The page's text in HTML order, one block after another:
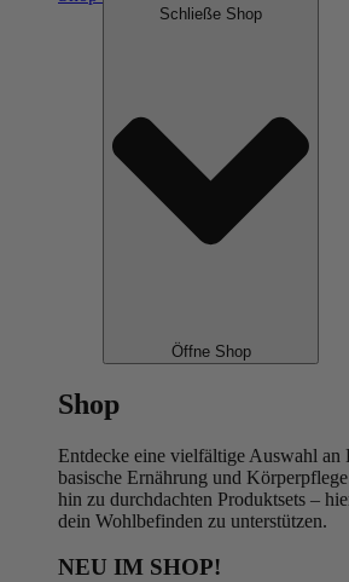
Schließe Shop
Öffne Shop
Shop
Entdecke eine vielfältige Auswahl an
basische Ernährung und
hin zu durchdachten Produktsets –
dein Wohlbefinden zu unterstützen.
NEU IM SHOP!